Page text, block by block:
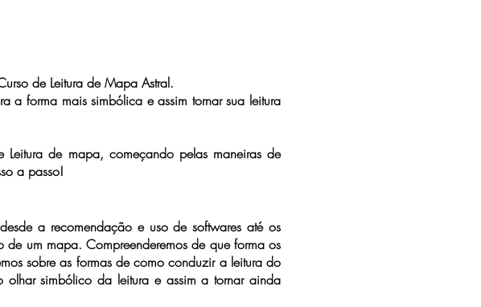
de Leitura de Mapa Astral.
a forma mais simbólica e assim tornar sua leitura
de mapa, começando pelas maneiras de
a passo!
a recomendação e uso de softwares até os
de um mapa. Compreenderemos de que forma os
sobre as formas de como conduzir a leitura do
olhar simbólico da leitura e assim a tornar ainda